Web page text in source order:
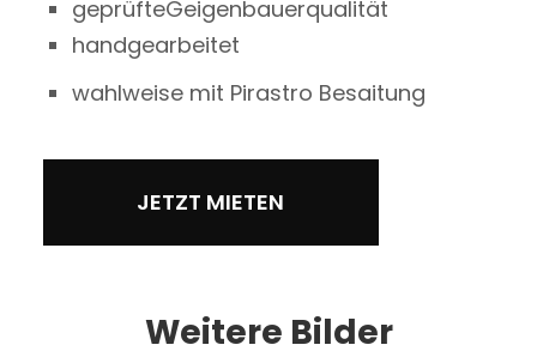
geprüfteGeigenbauerqualität
handgearbeitet
wahlweise mit Pirastro Besaitung
JETZT MIETEN
Weitere Bilder